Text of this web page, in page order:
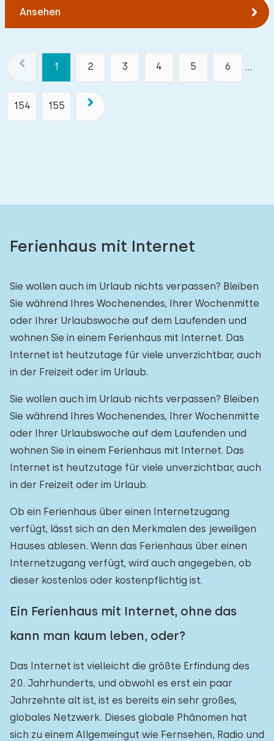
Ansehen
1 2 3 4 5 6 ...
154 155
Ferienhaus mit Internet
Sie wollen auch im Urlaub nichts verpassen? Bleiben
Sie während Ihres Wochenendes, Ihrer Wochenmitte
oder Ihrer Urlaubswoche auf dem Laufenden und
wohnen Sie in einem Ferienhaus mit Internet. Das
Internet ist heutzutage für viele unverzichtbar, auch
in der Freizeit oder im Urlaub.
Sie wollen auch im Urlaub nichts verpassen? Bleiben
Sie während Ihres Wochenendes, Ihrer Wochenmitte
oder Ihrer Urlaubswoche auf dem Laufenden und
wohnen Sie in einem Ferienhaus mit Internet. Das
Internet ist heutzutage für viele unverzichtbar, auch
in der Freizeit oder im Urlaub.
Ob ein Ferienhaus über einen Internetzugang
verfügt, lässt sich an den Merkmalen des jeweiligen
Hauses ablesen. Wenn das Ferienhaus über einen
Internetzugang verfügt, wird auch angegeben, ob
dieser kostenlos oder kostenpflichtig ist.
Ein Ferienhaus mit Internet, ohne das
kann man kaum leben, oder?
Das Internet ist vielleicht die größte Erfindung des
20. Jahrhunderts, und obwohl es erst ein paar
Jahrzehnte alt ist, ist es bereits ein sehr großes,
globales Netzwerk. Dieses globale Phänomen hat
sich zu einem Allgemeingut wie Fernsehen, Radio und